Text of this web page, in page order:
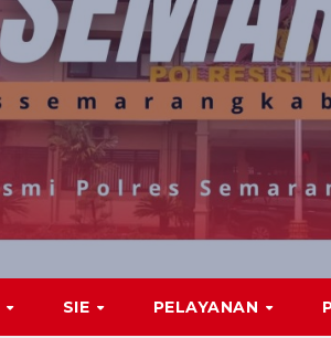
SIE PELAYANAN